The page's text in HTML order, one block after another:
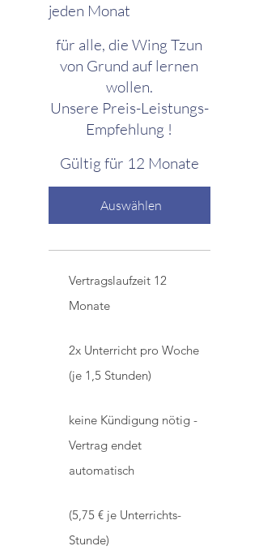
jeden Monat
für alle, die Wing Tzun
von Grund auf lernen
wollen.
Unsere Preis-Leistungs-
Empfehlung !
Gültig für 12 Monate
Auswählen
Vertragslaufzeit 12
Monate
2x Unterricht pro Woche
(je 1,5 Stunden)
keine Kündigung nötig -
Vertrag endet
automatisch
(5,75 € je Unterrichts-
Stunde)